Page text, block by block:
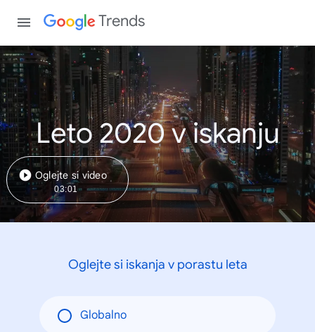
Trends
Leto 2020 v iskanju
Oglejte si video
03:01
Oglejte si iskanja v porastu leta
Globalno